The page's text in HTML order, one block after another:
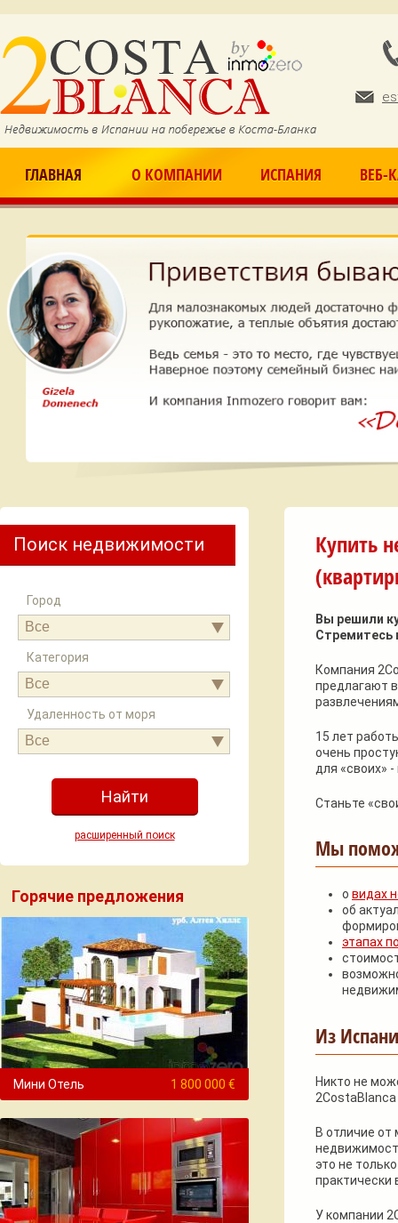
ГЛАВНАЯ О КОМПАНИИ ИСПАНИЯ ВЕБ-
Купить
Вы решили
Стремитесь
Компания
предлагают
15 лет
очень
для «своих»
Станьте
Мы
о видах
об
этапах
Из
Никто не
В отличие
это не
практически
У компании
Поиск недвижимости
Город
Все
Категория
Все
Удаленность от моря
Все
расширенный поиск
Горячие предложения
Мини Отель 1 800 000 €